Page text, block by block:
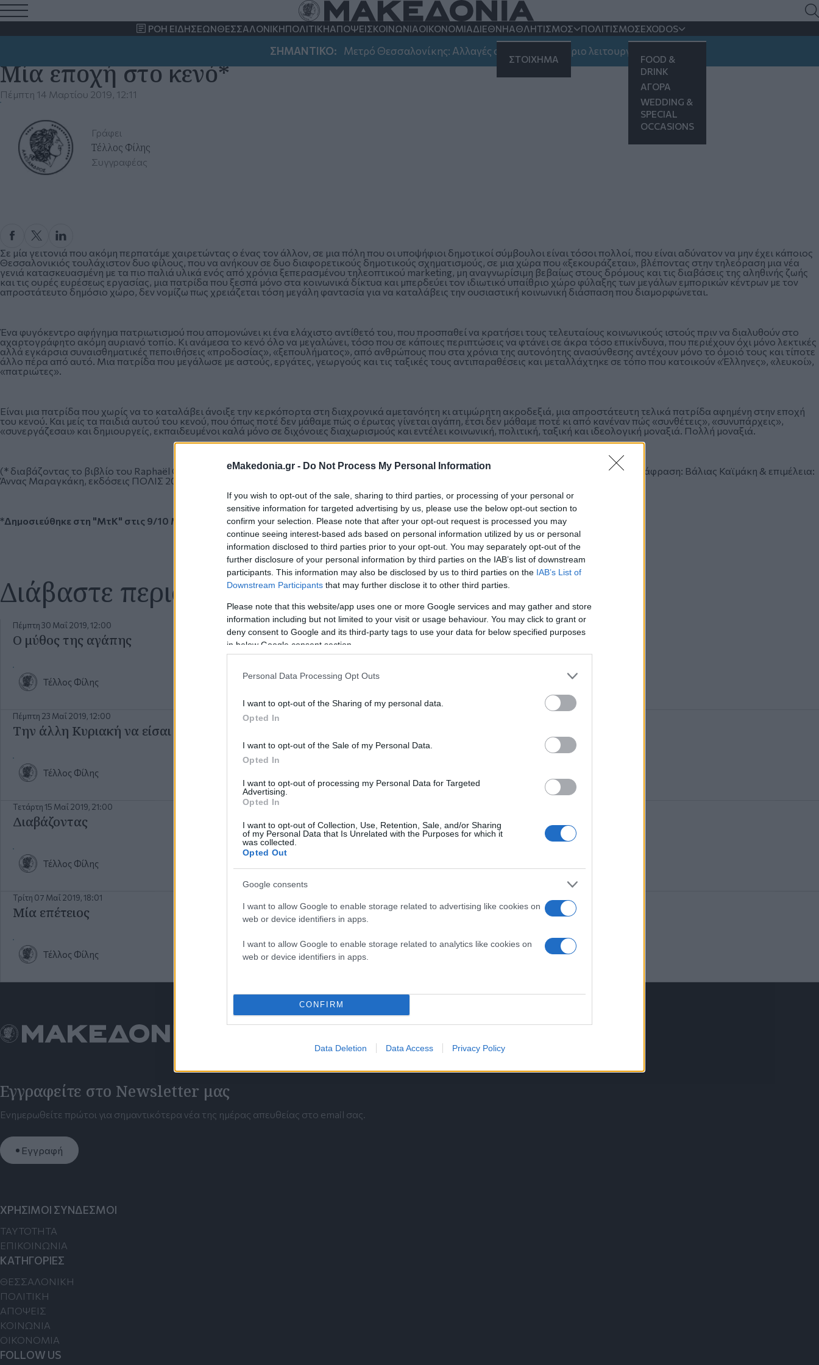
eMakedonia.gr - Do Not Process My Personal Information
If you wish to opt-out of the sale, sharing to third parties, or processing of your personal or
sensitive information for targeted advertising by us, please use the below opt-out section to
confirm your selection. Please note that after your opt-out request is processed you may
continue seeing interest-based ads based on personal information utilized by us or personal
information disclosed to third parties prior to your opt-out. You may separately opt-out of the
further disclosure of your personal information by third parties on the IAB’s list of downstream
participants. This information may also be disclosed by us to third parties on the IAB’s List of
Downstream Participants that may further disclose it to other third parties.
Please note that this website/app uses one or more Google services and may gather and store
information including but not limited to your visit or usage behaviour. You may click to grant or
deny consent to Google and its third-party tags to use your data for below specified purposes
in below Google consent section.
Personal Data Processing Opt Outs
I want to opt-out of the Sharing of my personal data.
Opted In
I want to opt-out of the Sale of my Personal Data.
Opted In
I want to opt-out of processing my Personal Data for Targeted
Advertising.
Opted In
I want to opt-out of Collection, Use, Retention, Sale, and/or Sharing
of my Personal Data that Is Unrelated with the Purposes for which it
was collected.
Opted Out
Google consents
I want to allow Google to enable storage related to advertising like cookies on
web or device identifiers in apps.
I want to allow Google to enable storage related to analytics like cookies on
web or device identifiers in apps.
CONFIRM
Data Deletion Data Access Privacy Policy
ΡΟΗ ΕΙΔΗΣΕΩΝΘΕΣΣΑΛΟΝΙΚΗΠΟΛΙΤΙΚΗΑΠΟΨΕΙΣΚΟΙΝΩΝΙΑΟΙΚΟΝΟΜΙΑΔΙΕΘΝΗΑΘΛΗΤΙΣΜΟΣ
ΣΤΟΙΧΗΜΑ
ΠΟΛΙΤΙΣΜΟΣEXODOS
FOOD &
DRINK
ΑΓΟΡΑ
WEDDING &
SPECIAL
OCCASIONS
ΣΗΜΑΝΤΙΚΟ: Μετρό Θεσσαλονίκης: Αλλαγές σήμερα στο ωράριο λειτουργίας
Μία εποχή στο κενό*
Πέμπτη 14 Μαρτίου 2019, 12:11
Γράφει
Τέλλος Φίλης
Συγγραφέας
Σε μία γειτονιά που ακόμη περπατάμε χαιρετώντας ο ένας τον άλλον, σε μια πόλη που οι υποψήφιοι δημοτικοί σύμβουλοι είναι τόσοι πολλοί, που είναι αδύνατον να μην έχει κάποιος
Θεσσαλονικιός τουλάχιστον δυο φίλους, που να ανήκουν σε δυο διαφορετικούς δημοτικούς σχηματισμούς, σε μια χώρα που «ξεκουράζεται», βλέποντας στην τηλεόραση μια νέα
γενιά κατασκευασμένη με τα πιο παλιά υλικά ενός από χρόνια ξεπερασμένου τηλεοπτικού marketing, μη αναγνωρίσιμη βεβαίως στους δρόμους και τις διαβάσεις της αληθινής ζωής
και τις ουρές ευρέσεως εργασίας, μια πατρίδα που ξεσπά μόνο στα κοινωνικά δίκτυα και μπερδεύει τον ιδιωτικό υπαίθριο χώρο φύλαξης των μεγάλων εμπορικών κέντρων με τον
απροστάτευτο δημόσιο χώρο, δεν νομίζω πως χρειάζεται τόση μεγάλη φαντασία για να καταλάβεις την ουσιαστική κοινωνική διάσπαση που διαμορφώνεται.
Ένα φυγόκεντρο αφήγημα πατριωτισμού που απομονώνει κι ένα ελάχιστο αντίθετό του, που προσπαθεί να κρατήσει τους τελευταίους κοινωνικούς ιστούς πριν να διαλυθούν στο
αχαρτογράφητο ακόμη αυριανό τοπίο. Κι ανάμεσα το κενό όλο να μεγαλώνει, τόσο που σε κάποιες περιπτώσεις να φτάνει σε άκρα τόσο επικίνδυνα, που περιέχουν όχι μόνο λεκτικές
αλλά εγκάρσια συναισθηματικές πεποιθήσεις «προδοσίας», «ξεπουλήματος», από ανθρώπους που στα χρόνια της αυτονόητης ανασύνθεσης αντέχουν μόνο το όμοιό τους και τίποτε
άλλο πέρα από αυτό. Μια πατρίδα που μεγάλωσε με αστούς, εργάτες, γεωργούς και τις ταξικές τους αντιπαραθέσεις και μεταλλάχτηκε σε τόπο που κατοικούν «Έλληνες», «λευκοί»,
«πατριώτες».
Είναι μια πατρίδα που χωρίς να το καταλάβει άνοιξε την κερκόπορτα στη διαχρονικά αμετανόητη κι ατιμώρητη ακροδεξιά, μια απροστάτευτη τελικά πατρίδα αφημένη στην εποχή
του κενού. Και μείς τα παιδιά αυτού του κενού, που όπως ποτέ δεν μάθαμε πώς ο έρωτας γίνεται αγάπη, έτσι δεν μάθαμε ποτέ κι από κανέναν πώς «συνθέτεις», «συνυπάρχεις»,
«συνεργάζεσαι» και δημιουργείς, εκπαιδευμένοι καλά μόνο σε διχόνοιες διαχωρισμούς και εντέλει κοινωνική, πολιτική, ταξική και ιδεολογική μοναξιά. Πολλή μοναξιά.
(* διαβάζοντας το βιβλίο του Raphaël Glucksmann «Τα παιδιά του κενού: Από το αδιέξοδο του ατομικισμού στην αφύπνιση των πολιτών» σε μετάφραση: Βάλιας Καϊμάκη & επιμέλεια:
Άννας Μαραγκάκη, εκδόσεις ΠΟΛΙΣ 2019)
*Δημοσιεύθηκε στη "ΜτΚ" στις 9/10 Μαρτίου 2019
Διάβαστε περισσότερα
Πέμπτη 30 Μαΐ 2019, 12:00
O μύθος της αγάπης
Τέλλος Φίλης
Πέμπτη 23 Μαΐ 2019, 12:00
Την άλλη Κυριακή να είσαι ΕΚΕΙ
Τέλλος Φίλης
Τετάρτη 15 Μαΐ 2019, 21:00
Διαβάζοντας
Τέλλος Φίλης
Τρίτη 07 Μαΐ 2019, 18:01
Μία επέτειος
Τέλλος Φίλης
Εγγραφείτε στο Newsletter μας
Ενημερωθείτε πρώτοι για σημαντικότερα νέα της ημέρας απευθείας στο email σας.
Εγγραφή
ΧΡΗΣΙΜΟΙ ΣΥΝΔΕΣΜΟΙ
TAYTOTHTA
ΕΠΙΚΟΙΝΩΝΙΑ
ΚΑΤΗΓΟΡΙΕΣ
ΘΕΣΣΑΛΟΝΙΚΗ
ΠΟΛΙΤΙΚΗ
ΑΠΟΨΕΙΣ
ΚΟΙΝΩΝΙΑ
ΟΙΚΟΝΟΜΙΑ
FOLLOW US